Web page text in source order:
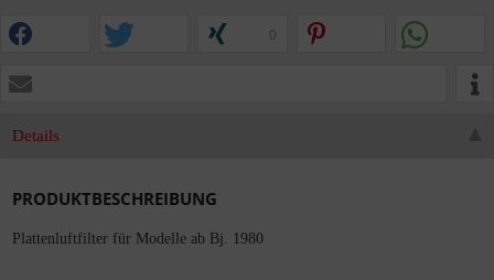
0
Details
PRODUKTBESCHREIBUNG
Plattenluftfilter für Modelle ab Bj. 1980